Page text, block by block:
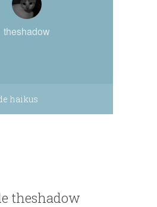
theshadow
haikus
theshadow